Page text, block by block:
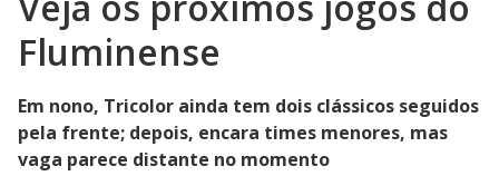
Fluminense
Em nono, Tricolor ainda tem dois clássicos seguidos
pela frente; depois, encara times menores, mas
vaga parece distante no momento